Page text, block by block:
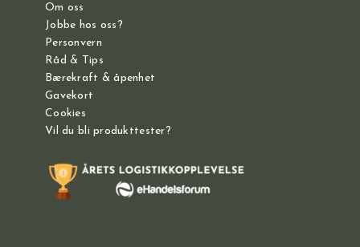
Om oss
Jobbe hos oss?
Personvern
Råd & Tips
Bærekraft & åpenhet
Gavekort
Cookies
Vil du bli produkttester?